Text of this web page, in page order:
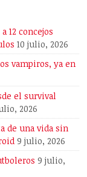
12 concejos
10 julio, 2026
vampiros, ya en
el survival
2026
de una vida sin
9 julio, 2026
9 julio,